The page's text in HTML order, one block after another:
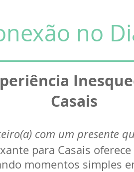
no
Casais
com um presente
para Casais
momentos simples